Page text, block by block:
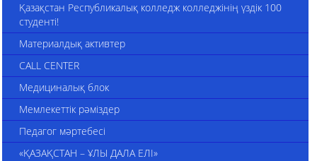
Қазақстан Республикалық колледж колледжінің үздік 100
студенті!
Материалдық активтер
CALL CENTER
Медициналық блок
Мемлекеттік рәміздер
Педагог мәртебесі
«ҚАЗАҚСТАН – ҰЛЫ ДАЛА ЕЛІ»